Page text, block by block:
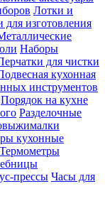
Лотки и
изготовления
Наборы
для чистки
кухонная
инструментов
Порядок на кухне
Разделочные
кухонные
Термометры
прессы Часы для